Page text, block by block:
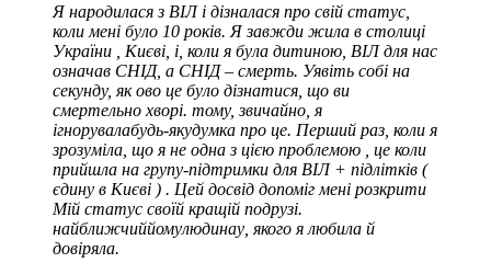
Я народилася з ВІЛ і дізналася про свій статус,
коли мені було 10 років. Я завжди жила в столиці
України
Києві, і, коли я була дитиною, ВІЛ для нас
означав СНІД, а СНІД– смерть. Уявіть собі на
секунду, яково це було дізнатися, що ви
смертельно хворі. тому, звичайно, я
ігнорувалабудь-якудумка про це. Перший раз, коли я
зрозуміла, що я не одна з цією проблемою це коли
прийшла на групу-підтримки для ВІЛ + підлітків (
єдину в Києві ) . Цей досвід допоміг мені розкрити
Мій статус своїй кращій подрузі.
найближчиййомулюдинау , якого я любила й
довіряла.